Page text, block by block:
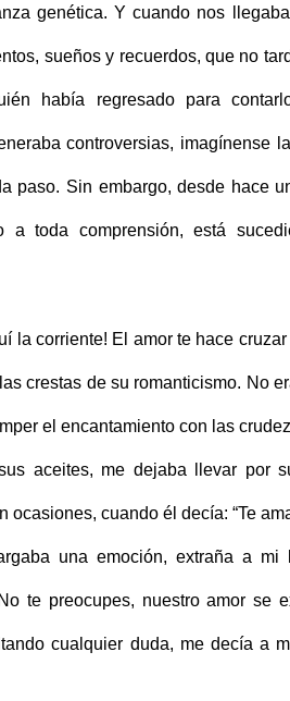
genética. Y cuando nos
sueños y recuerdos, que no
había regresado para
controversias, imagínense
paso. Sin embargo, desde hace
a toda comprensión, está
la corriente! El amor te hace
crestas de su romanticismo. No
el encantamiento con las
aceites, me dejaba llevar por
cuando él decía: “Te
una emoción, extraña a mi
te preocupes, nuestro amor se
cualquier duda, me decía a